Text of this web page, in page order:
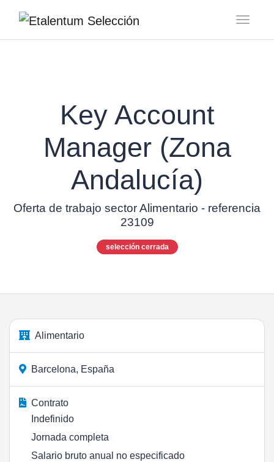
Key Account
Manager (Zona
Andalucía)
Oferta de trabajo sector Alimentario - referencia
23109
selección cerrada
Alimentario
Barcelona, España
Contrato
Indefinido
Jornada completa
Salario bruto anual no especificado